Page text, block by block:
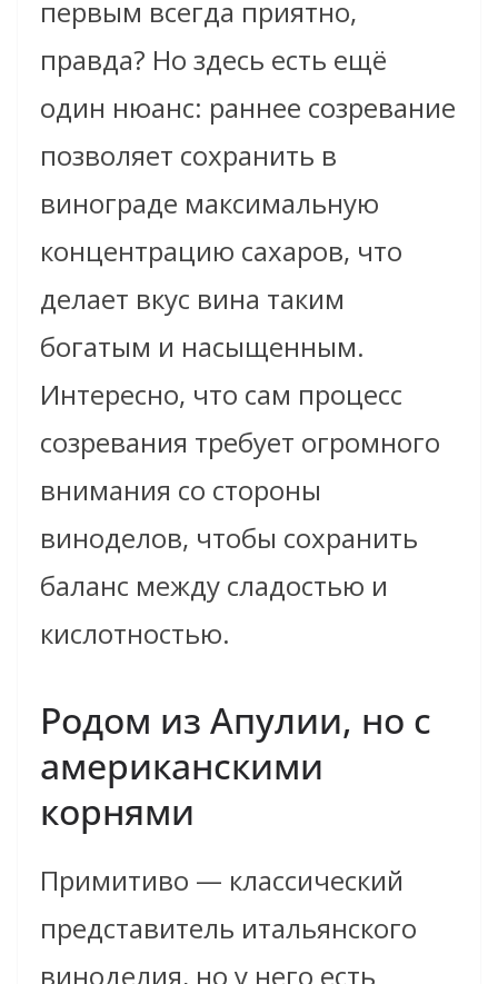
первым всегда приятно,
правда? Но здесь есть ещё
один нюанс: раннее созревание
позволяет сохранить в
винограде максимальную
концентрацию сахаров, что
делает вкус вина таким
богатым и насыщенным.
Интересно, что сам процесс
созревания требует огромного
внимания со стороны
виноделов, чтобы сохранить
баланс между сладостью и
кислотностью.
Родом из Апулии, но с
американскими
корнями
Примитиво — классический
представитель итальянского
виноделия, но у него есть